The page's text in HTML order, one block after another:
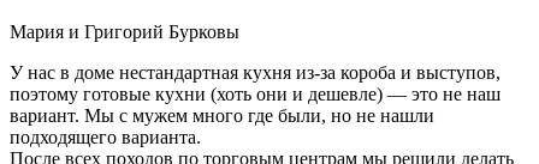
Мария и Григорий Бурковы
У нас в доме нестандартная кухня из-за короба и выступов,
поэтому готовые кухни (хоть они и дешевле) — это не наш
вариант. Мы с мужем много где были, но не нашли
подходящего варианта.
После всех походов по торговым центрам мы решили делать